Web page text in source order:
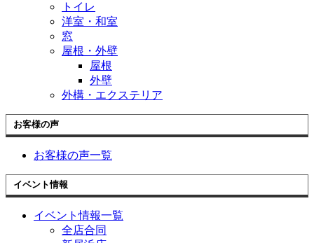
トイレ
洋室・和室
窓
屋根・外壁
屋根
外壁
外構・エクステリア
お客様の声
お客様の声一覧
イベント情報
イベント情報一覧
全店合同